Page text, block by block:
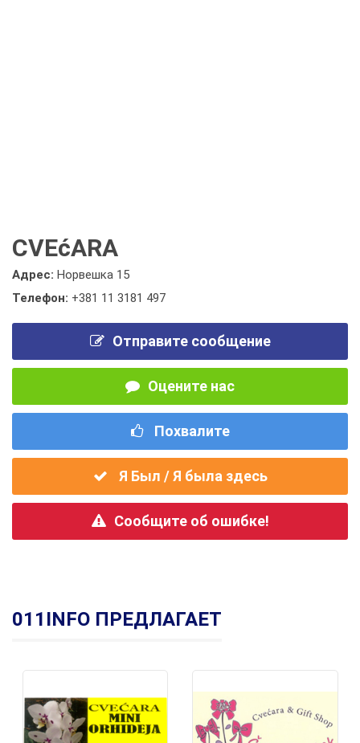
CVEćARA
Адрес: Норвешка 15
Телефон: +381 11 3181 497
Отправите сообщение
Оцените нас
Похвалите
Я Был / Я была здесь
Сообщите об ошибке!
011INFO ПРЕДЛАГАЕТ